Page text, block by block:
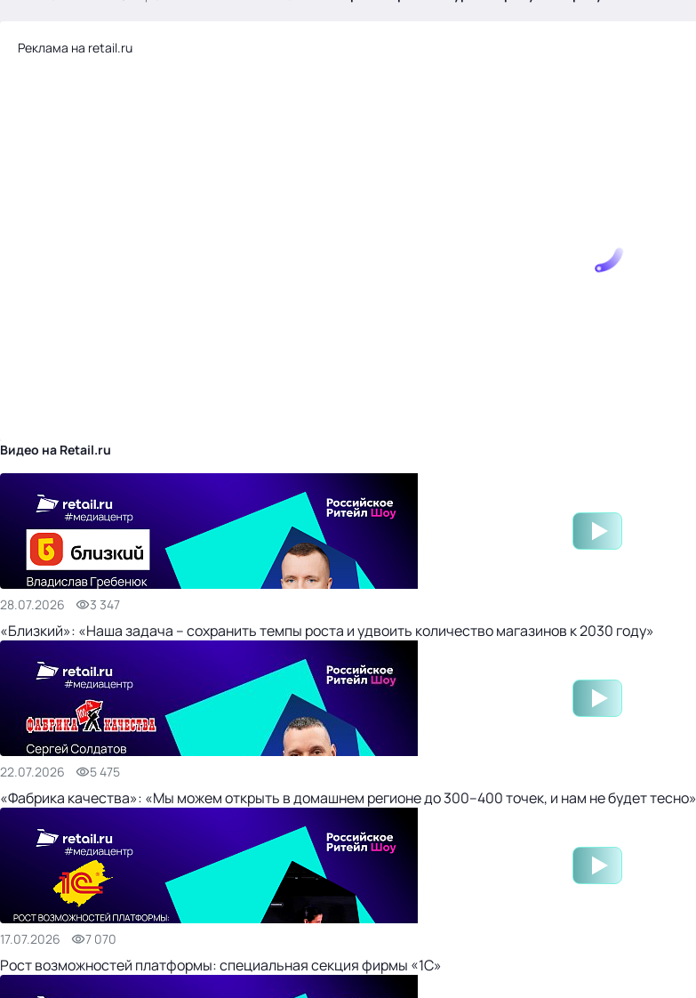
Реклама на retail.ru
Видео на Retail.ru
28.07.2026 3 347
«Близкий»: «Наша задача – сохранить темпы роста и удвоить количество магазинов к 2030 году»
22.07.2026 5 475
«Фабрика качества»: «Мы можем открыть в домашнем регионе до 300–400 точек, и нам не будет тесно»
17.07.2026 7 070
Рост возможностей платформы: специальная секция фирмы «1С»